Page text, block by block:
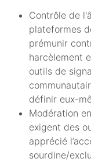
Contrôle de
plateformes
prémunir
harcèlement
outils de
définir eux-
Modération
exigent des
apprécié
sourdine/